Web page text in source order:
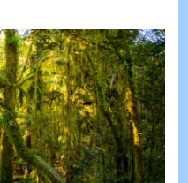
LOLGULP
LOVE
WOW
POP
NEWS
STORIE
VIDEO
& TV